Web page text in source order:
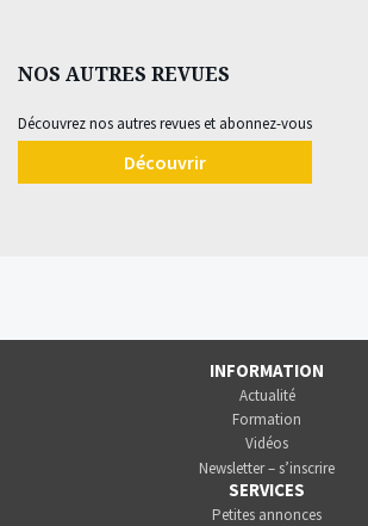
NOS AUTRES REVUES
Découvrez nos autres revues et abonnez-vous
Découvrir
INFORMATION
Actualité
Formation
Vidéos
Newsletter – s’inscrire
SERVICES
Petites annonces